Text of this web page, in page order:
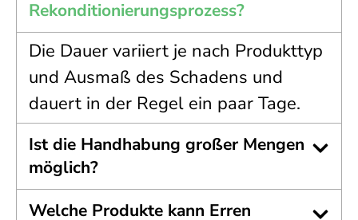
Rekonditionierungsprozess?
Die Dauer variiert je nach Produkttyp
und Ausmaß des Schadens und
dauert in der Regel ein paar Tage.
Ist die Handhabung großer Mengen
möglich?
Welche Produkte kann Erren